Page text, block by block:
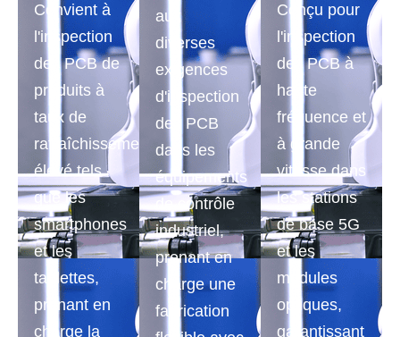
Convient à
l'inspection
des PCB de
produits à
taux de
rafraîchissement
élevé tels
que les
smartphones
et les
tablettes,
prenant en
charge la
aux
diverses
exigences
d'inspection
des PCB
dans les
équipements
de contrôle
industriel,
prenant en
charge une
fabrication
Conçu pour
l'inspection
des PCB à
haute
fréquence et
à grande
vitesse dans
les stations
de base 5G
et les
modules
optiques,
garantissant